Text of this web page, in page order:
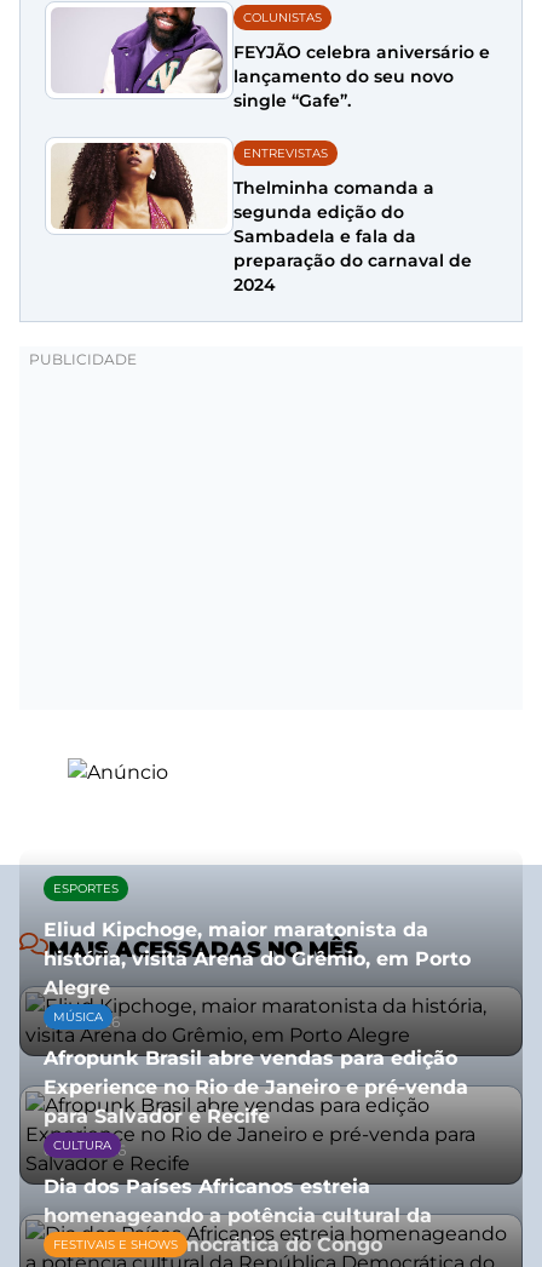
COLUNISTAS
FEYJÃO celebra aniversário e
lançamento do seu novo
single “Gafe”.
ENTREVISTAS
Thelminha comanda a
segunda edição do
Sambadela e fala da
preparação do carnaval de
2024
MAIS ACESSADAS NO MÊS
ESPORTES
Eliud Kipchoge, maior maratonista da
história, visita Arena do Grêmio, em Porto
Alegre
10/07/2026
MÚSICA
Afropunk Brasil abre vendas para edição
Experience no Rio de Janeiro e pré-venda
para Salvador e Recife
03/08/2026
CULTURA
Dia dos Países Africanos estreia
homenageando a potência cultural da
República Democrática do Congo
FESTIVAIS E SHOWS